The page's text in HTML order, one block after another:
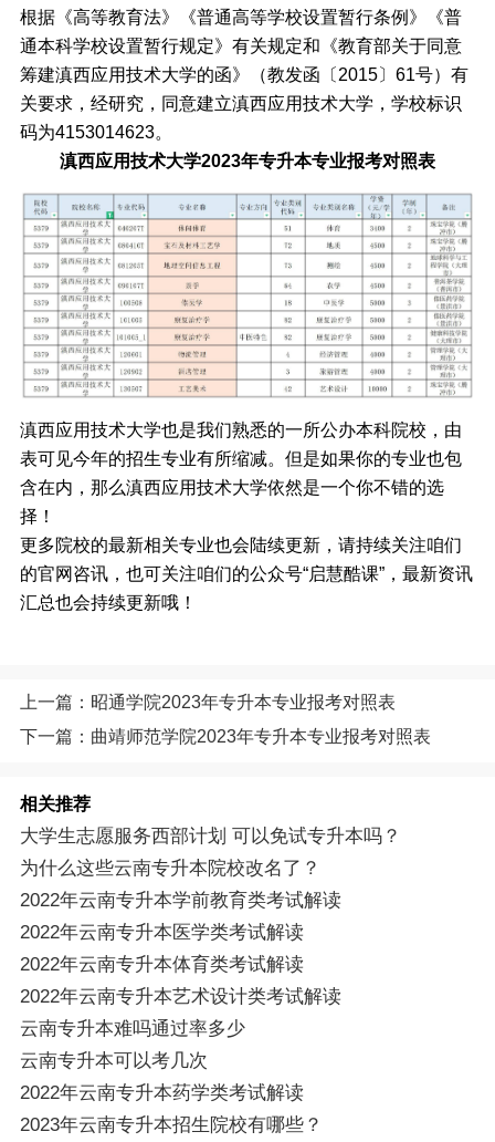
根据《高等教育法》《普通高等学校设置暂行条例》《普
通本科学校设置暂行规定》有关规定和《教育部关于同意
筹建滇西应用技术大学的函》（教发函〔2015〕61号）有
关要求，经研究，同意建立滇西应用技术大学，学校标识
码为4153014623。
滇西应用技术大学2023年专升本专业报考对照表
滇西应用技术大学也是我们熟悉的一所公办本科院校，由
表可见今年的招生专业有所缩减。但是如果你的专业也包
含在内，那么滇西应用技术大学依然是一个你不错的选
择！
更多院校的最新相关专业也会陆续更新，请持续关注咱们
的官网咨讯，也可关注咱们的公众号“启慧酷课”，最新资讯
汇总也会持续更新哦！
上一篇：昭通学院2023年专升本专业报考对照表
下一篇：曲靖师范学院2023年专升本专业报考对照表
相关推荐
大学生志愿服务西部计划 可以免试专升本吗？
为什么这些云南专升本院校改名了？
2022年云南专升本学前教育类考试解读
2022年云南专升本医学类考试解读
2022年云南专升本体育类考试解读
2022年云南专升本艺术设计类考试解读
云南专升本难吗通过率多少
云南专升本可以考几次
2022年云南专升本药学类考试解读
2023年云南专升本招生院校有哪些？